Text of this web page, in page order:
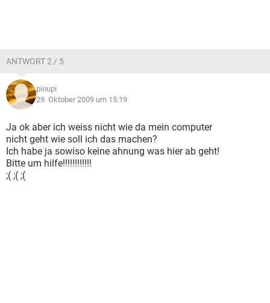
ANTWORT 2 / 5
pioupi
29. Oktober 2009 um 15:19
Ja ok aber ich weiss nicht wie da mein computer
nicht geht wie soll ich das machen?
Ich habe ja sowiso keine ahnung was hier ab geht!
Bitte um hilfe!!!!!!!!!!!!
;( ;( ;(